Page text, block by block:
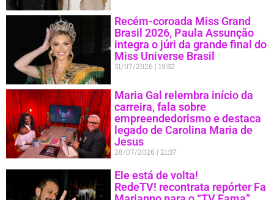
Recém-coroada Miss Grand
Brasil 2026, Paula Assunção
integra o júri da grande final do
Miss Universe Brasil
31/07/2026 19:52
Maria Gal relembra início da
carreira, fala sobre
empreendedorismo e destaca
legado de Carolina Maria de
Jesus
28/07/2026 21:37
Ele está de volta!
RedeTV! recontrata repórter Fa